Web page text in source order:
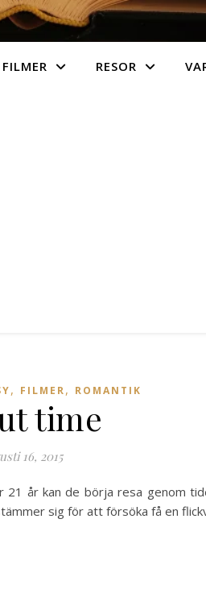
FILMER RESOR
, FILMER, ROMANTIK
time
16, 2015
21 år kan de börja resa genom
sig för att försöka få en